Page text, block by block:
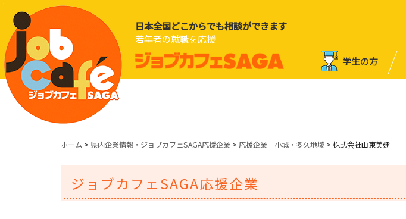
日本全国どこからでも相談ができます
若年者の就職を応援
学⽣の⽅
ホーム > 県内企業情報・ジョブカフェSAGA応援企業 > 応援企業 小城・多久地域 > 株式会社山東美建
ジョブカフェSAGA応援企業